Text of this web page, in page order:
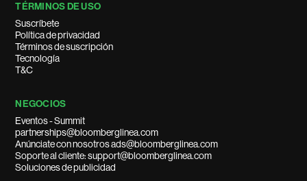
TÉRMINOS DE USO
Suscríbete
Política de privacidad
Términos de suscripción
Tecnología
T&C
NEGOCIOS
Eventos - Summit
partnerships@bloomberglinea.com
Anúnciate con nosotros ads@bloomberglinea.com
Soporte al cliente: support@bloomberglinea.com
Soluciones de publicidad